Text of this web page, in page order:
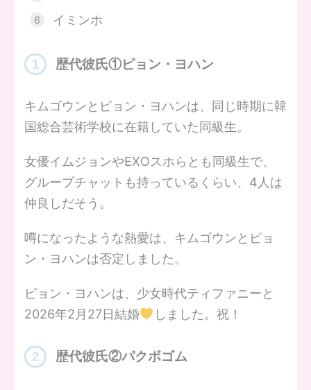
イミンホ
歴代彼氏①ピョン・ヨハン
キムゴウンとピョン・ヨハンは、同じ時期に韓
国総合芸術学校に在籍していた同級生。
女優イムジョンやEXOスホらとも同級生で、
グループチャットも持っているくらい、4人は
仲良しだそう。
噂になったような熱愛は、キムゴウンとピョ
ン・ヨハンは否定しました。
ピョン・ヨハンは、少女時代ティファニーと
2026年2月27日結婚
しました。祝！
歴代彼氏②パクボゴム